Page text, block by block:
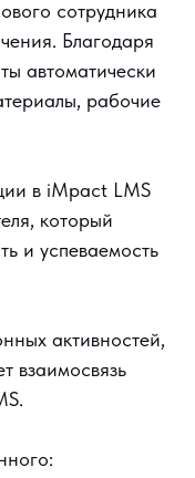
сотрудника
Благодаря
автоматически
рабочие
в iMpact LMS
который
и успеваемость
активностей,
взаимосвязь